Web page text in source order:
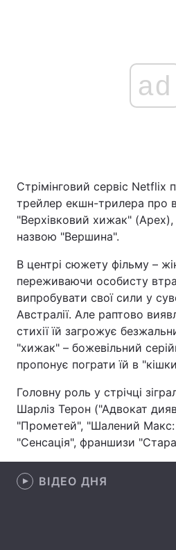
Головна
Україна
Економіка
Спорт
Техно і зв'язок
Зброя
Здоров'я
Цікавинки
Лонгріди
ad
Стрімінговий сервіс Netflix
трейлер екшн-трилера про
"Верхівковий хижак"
назвою "Вершина".
В центрі сюжету фільму –
переживаючи особисту
випробувати свої сили у
Австралії. Але раптово
стихії їй загрожує
"хижак" – божевільний
пропонує пограти їй в
Головну роль у стрічці
Шарліз Терон ("Адвокат
"Прометей", "Шалений Макс:
"Сенсація", франшизи "Стара
ВІДЕО ДНЯ